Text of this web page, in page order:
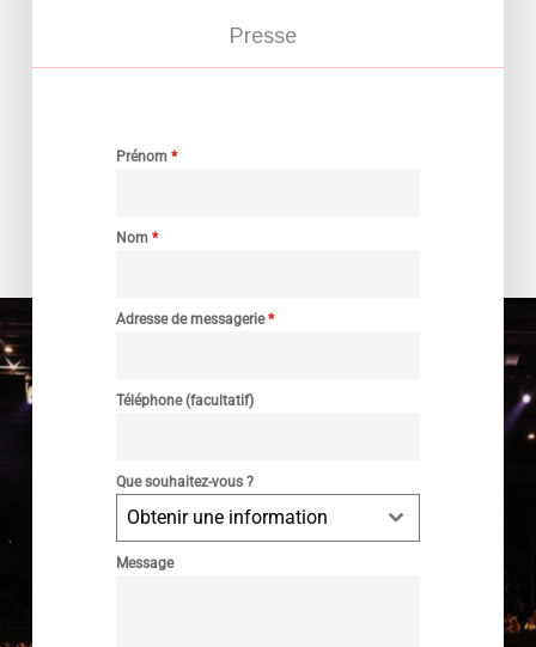
Presse
Prénom *
Nom *
Adresse de messagerie*
Téléphone (facultatif)
Que souhaitez-vous ?
Obtenir une information
Message